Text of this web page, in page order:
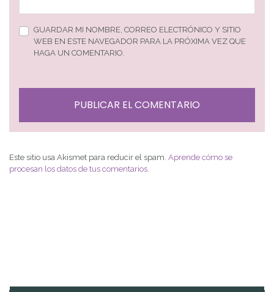
GUARDAR MI NOMBRE, CORREO ELECTRÓNICO Y SITIO
WEB EN ESTE NAVEGADOR PARA LA PRÓXIMA VEZ QUE
HAGA UN COMENTARIO.
Este sitio usa Akismet para reducir el spam. Aprende cómo se
procesan los datos de tus comentarios.